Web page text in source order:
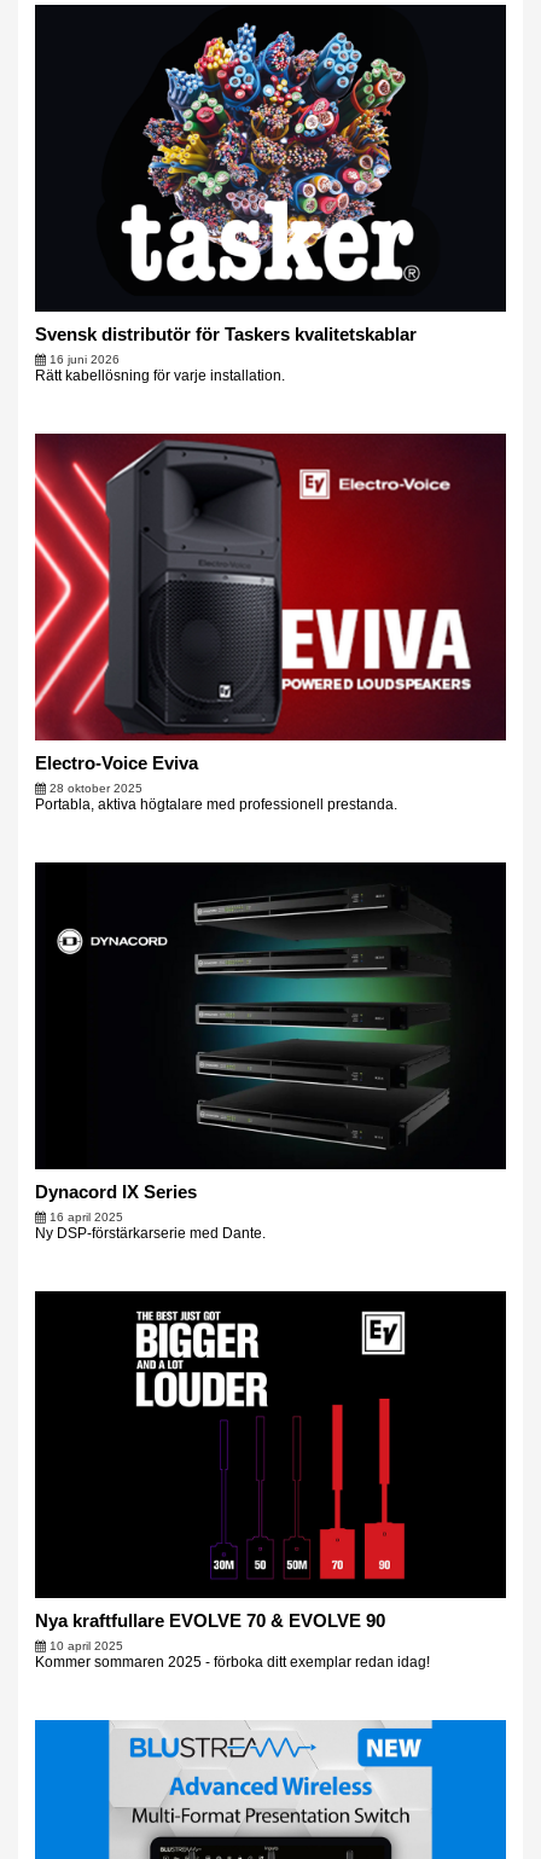
Svensk distributör för Taskers kvalitetskablar
16 juni 2026
Rätt kabellösning för varje installation.
Electro-Voice Eviva
28 oktober 2025
Portabla, aktiva högtalare med professionell prestanda.
Dynacord IX Series
16 april 2025
Ny DSP-förstärkarserie med Dante.
Nya kraftfullare EVOLVE 70 & EVOLVE 90
10 april 2025
Kommer sommaren 2025 - förboka ditt exemplar redan idag!